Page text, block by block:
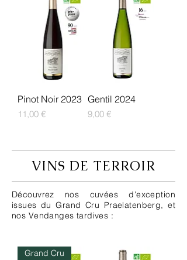
Pinot Noir 2023
Prix
11,00 €
Gentil 2024
Prix
9,00 €
VINS DE TERROIR
Découvrez nos cuvées d'exception
issues du Grand Cru Praelatenberg, et
nos Vendanges tardives :
Grand Cru